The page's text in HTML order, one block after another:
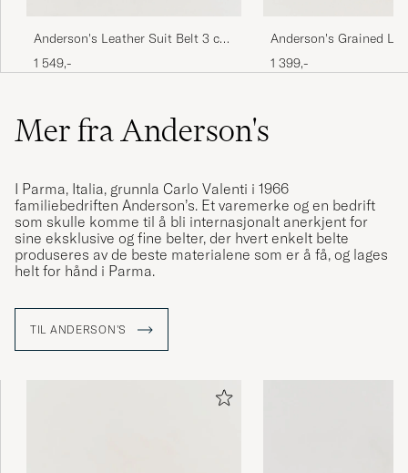
Anderson's Leather Suit Belt 3 cm
Dark Brown
1 549,-
Anderson's Grained
cm Black
1 399,-
Mer fra Anderson's
I Parma, Italia, grunnla Carlo Valenti i 1966
familiebedriften Anderson’s. Et varemerke og en bedrift
som skulle komme til å bli internasjonalt anerkjent for
sine eksklusive og fine belter, der hvert enkelt belte
produseres av de beste materialene som er å få, og lages
helt for hånd i Parma.
TIL ANDERSON'S